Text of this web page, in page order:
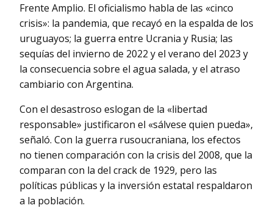
Frente Amplio. El oficialismo habla de las «cinco
crisis»: la pandemia, que recayó en la espalda de los
uruguayos; la guerra entre Ucrania y Rusia; las
sequías del invierno de 2022 y el verano del 2023 y
la consecuencia sobre el agua salada, y el atraso
cambiario con Argentina.
Con el desastroso eslogan de la «libertad
responsable» justificaron el «sálvese quien pueda»,
señaló. Con la guerra rusoucraniana, los efectos
no tienen comparación con la crisis del 2008, que la
comparan con la del crack de 1929, pero las
políticas públicas y la inversión estatal respaldaron
a la población.